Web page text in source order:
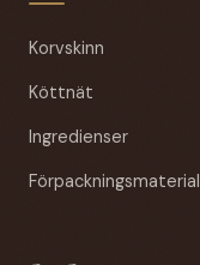
Korvskinn
Köttnät
Ingredienser
Förpackningsmaterial